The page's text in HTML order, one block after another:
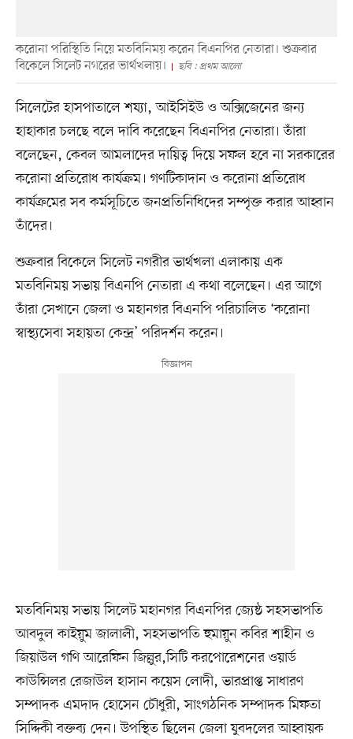
করোনা পরিস্থিতি নিয়ে মতবিনিময় করেন বিএনপির নেতারা। শুক্রবার
বিকেলে সিলেট নগরের ভার্থখলায়।
ছবি : প্রথম আলো
সিলেটের হাসপাতালে শয্যা, আইসিইউ ও অক্সিজেনের জন্য
হাহাকার চলছে বলে দাবি করেছেন বিএনপির নেতারা। তাঁরা
বলেছেন, কেবল আমলাদের দায়িত্ব দিয়ে সফল হবে না সরকারের
করোনা প্রতিরোধ কার্যক্রম। গণটিকাদান ও করোনা প্রতিরোধ
কার্যক্রমের সব কর্মসূচিতে জনপ্রতিনিধিদের সম্পৃক্ত করার আহ্বান
তাঁদের।
শুক্রবার বিকেলে সিলেট নগরীর ভার্থখলা এলাকায় এক
মতবিনিময় সভায় বিএনপি নেতারা এ কথা বলেছেন। এর আগে
তাঁরা সেখানে জেলা ও মহানগর বিএনপি পরিচালিত ‘করোনা
স্বাস্থ্যসেবা সহায়তা কেন্দ্র’ পরিদর্শন করেন।
মতবিনিময় সভায় সিলেট মহানগর বিএনপির জ্যেষ্ঠ সহসভাপতি
আবদুল কাইয়ুম জালালী, সহসভাপতি হুমায়ুন কবির শাহীন ও
জিয়াউল গণি আরেফিন জিল্লুর,সিটি করপোরেশনের ওয়ার্ড
কাউন্সিলর রেজাউল হাসান কয়েস লোদী, ভারপ্রাপ্ত সাধারণ
সম্পাদক এমদাদ হোসেন চৌধুরী, সাংগঠনিক সম্পাদক মিফতা
সিদ্দিকী বক্তব্য দেন। উপস্থিত ছিলেন জেলা যুবদলের আহ্বায়ক